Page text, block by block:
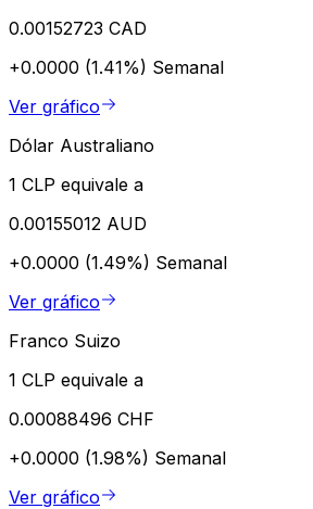
0.00152723 CAD
+0.0000 (1.41%) Semanal
Ver gráfico
Dólar Australiano
1 CLP equivale a
0.00155012 AUD
+0.0000 (1.49%) Semanal
Ver gráfico
Franco Suizo
1 CLP equivale a
0.00088496 CHF
+0.0000 (1.98%) Semanal
Ver gráfico